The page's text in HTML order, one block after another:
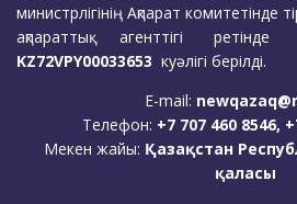
министрлігінің Ақпарат комитетінде
ақпараттық агенттігі ретінде
KZ72VPY00033653 куәлігі берілді.
E-mail:
Телефон: +7 707 460 8546,
Мекен жайы: Қазақстан
қаласы